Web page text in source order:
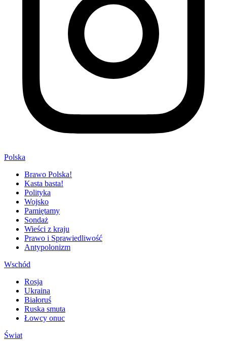
Polska
Brawo Polska!
Kasta basta!
Polityka
Wojsko
Pamiętamy
Sondaż
Wieści z kraju
Prawo i Sprawiedliwość
Antypolonizm
Wschód
Rosja
Ukraina
Białoruś
Ruska smuta
Łowcy onuc
Świat